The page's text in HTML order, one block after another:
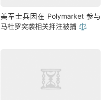
美军士兵因在 Polymarket 参与
马杜罗突袭相关押注被捕 ⚖️